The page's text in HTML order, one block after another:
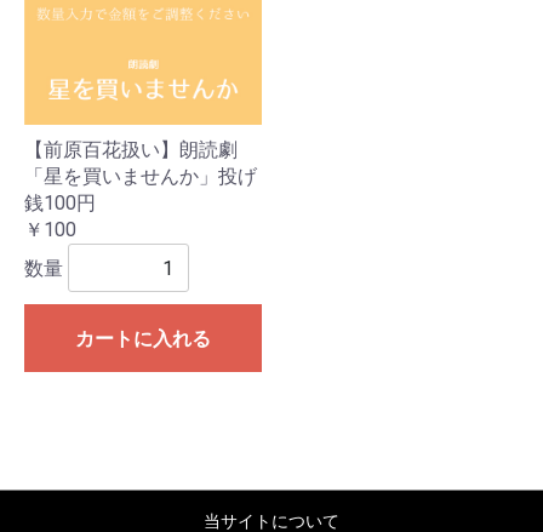
【前原百花扱い】朗読劇
「星を買いませんか」投げ
銭100円
￥100
数量
カートに入れる
当サイトについて